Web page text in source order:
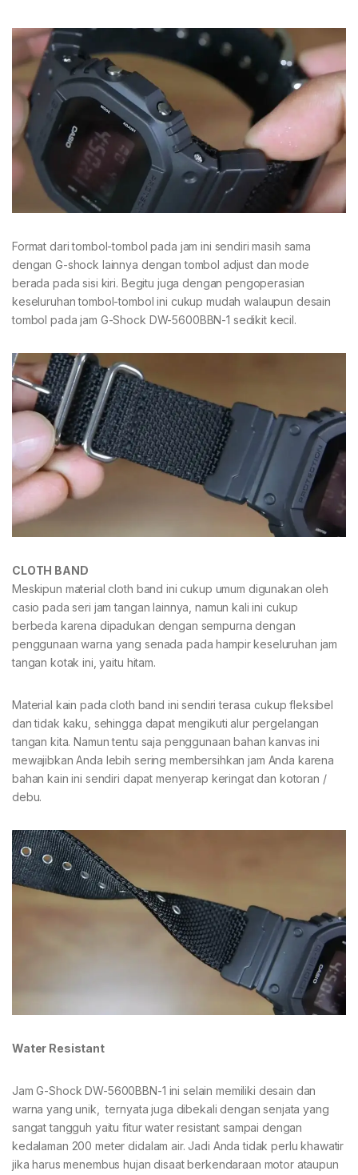
Format dari tombol-tombol pada jam ini sendiri masih sama
dengan G-shock lainnya dengan tombol adjust dan mode
berada pada sisi kiri. Begitu juga dengan pengoperasian
keseluruhan tombol-tombol ini cukup mudah walaupun desain
tombol pada jam G-Shock DW-5600BBN-1 sedikit kecil.
CLOTH BAND
Meskipun material cloth band ini cukup umum digunakan oleh
casio pada seri jam tangan lainnya, namun kali ini cukup
berbeda karena dipadukan dengan sempurna dengan
penggunaan warna yang senada pada hampir keseluruhan jam
tangan kotak ini, yaitu hitam.
Material kain pada cloth band ini sendiri terasa cukup fleksibel
dan tidak kaku, sehingga dapat mengikuti alur pergelangan
tangan kita. Namun tentu saja penggunaan bahan kanvas ini
mewajibkan Anda lebih sering membersihkan jam Anda karena
bahan kain ini sendiri dapat menyerap keringat dan kotoran /
debu.
Water Resistant
Jam G-Shock DW-5600BBN-1 ini selain memiliki desain dan
warna yang unik, ternyata juga dibekali dengan senjata yang
sangat tangguh yaitu fitur water resistant sampai dengan
kedalaman 200 meter didalam air. Jadi Anda tidak perlu khawatir
jika harus menembus hujan disaat berkendaraan motor ataupun